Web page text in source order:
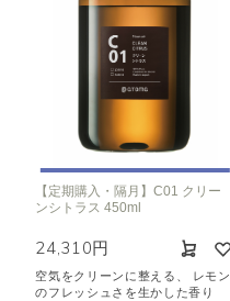
【定期購入・隔月】C01 クリー
ンシトラス 450ml
24,310円
空気をクリーンに整える、 レモン
のフレッシュさを生かした香り